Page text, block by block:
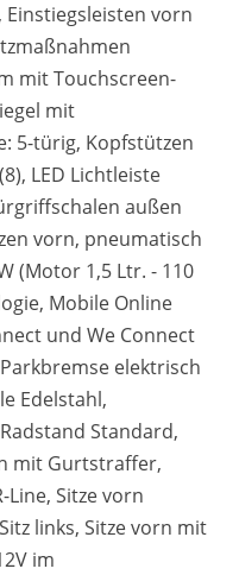
vorn
mit Touchscreen-
mit
5-türig, Kopfstützen
LED Lichtleiste
außen
vorn, pneumatisch
(Motor 1,5 Ltr. - 110
Mobile Online
und We Connect
elektrisch
Edelstahl,
Standard,
mit Gurtstraffer,
Line, Sitze vorn
links, Sitze vorn mit
im